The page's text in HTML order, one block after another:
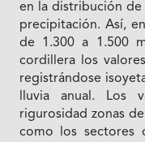
en la distribución de
precipitación. Así,
de 1.300 a 1.500
cordillera los
registrándose
lluvia anual. Los
rigurosidad zonas
como los sectores